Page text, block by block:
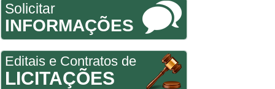
Solicitar
INFORMAÇÕES
Editais e Contratos de
LICITAÇÕES